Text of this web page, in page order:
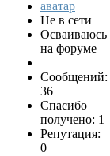
Не в сети
Осваиваюсь
на форуме
Сообщений:
36
Спасибо
получено: 1
Репутация:
0